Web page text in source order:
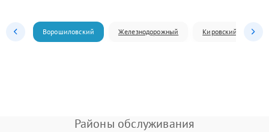
Ворошиловский Железнодорожный Кировский
Районы обслуживания